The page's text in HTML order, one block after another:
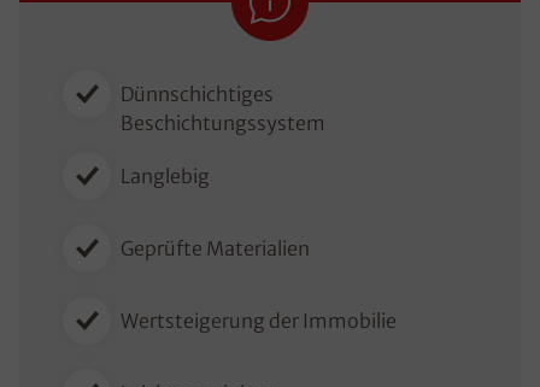
Dünnschichtiges
Beschichtungssystem
Langlebig
Geprüfte Materialien
Wertsteigerung der Immobilie